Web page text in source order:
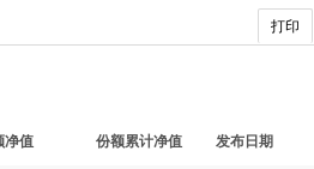
打印
净值 份额累计净值 发布日期